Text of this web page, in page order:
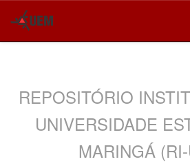
REPOSITÓRIO
UNIVERSIDADE
MARINGÁ